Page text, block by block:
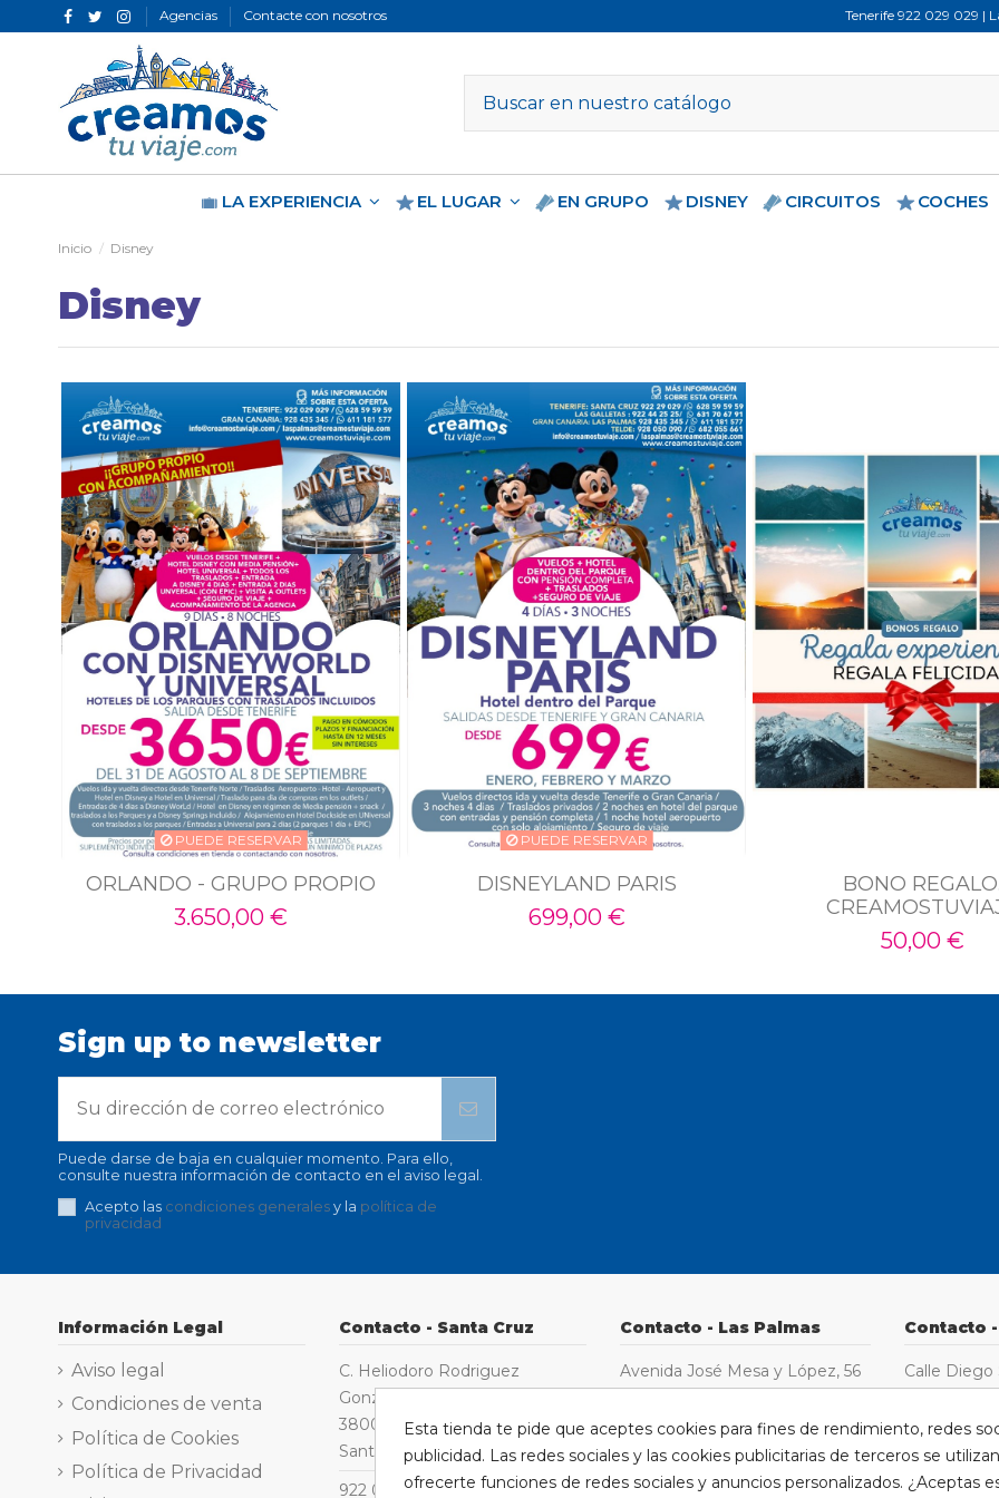
Agencias Contacte con nosotros Tenerife 922 029 029 |
LA EXPERIENCIA EL LUGAR EN GRUPO DISNEY CIRCUITOS COCHES
Inicio Disney
Disney
PUEDE RESERVAR
ORLANDO - GRUPO PROPIO
3.650,00 €
PUEDE RESERVAR
DISNEYLAND PARIS
699,00 €
BONO
50,00 €
Sign up to newsletter
Puede darse de baja en cualquier momento. Para ello,
consulte nuestra información de contacto en el aviso legal.
Acepto las condiciones generales y la política de
privacidad
Información Legal
Aviso legal
Condiciones de venta
Política de Cookies
Política de Privacidad
Contacto - Santa Cruz
C. Heliodoro Rodriguez
González 2
38005
Santa Cruz de Tenerife
922 029 029
Contacto - Las Palmas
Avenida José Mesa y López, 56
Las Palmas de Gran Canaria
928 435 345
Contacto
Calle Diego
35200
Telde
928 050
Esta tienda te pide que aceptes cookies para fines de rendimiento, redes
publicidad. Las redes sociales y las cookies publicitarias de terceros se
ofrecerte funciones de redes sociales y anuncios personalizados. ¿Aceptas